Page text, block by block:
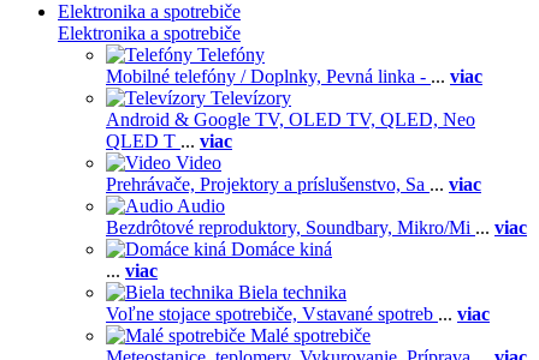
Elektronika a spotrebiče
Elektronika a spotrebiče
Telefóny
Mobilné telefóny / Doplnky, Pevná linka - ... viac
Televízory
Android & Google TV, OLED TV, QLED, Neo
QLED T ... viac
Video
Prehrávače, Projektory a príslušenstvo, Sa ... viac
Audio
Bezdrôtové reproduktory, Soundbary, Mikro/Mi ... viac
Domáce kiná
... viac
Biela technika
Voľne stojace spotrebiče, Vstavané spotreb ... viac
Malé spotrebiče